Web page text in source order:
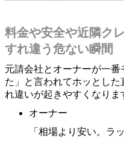
料金や安全や近隣ク
すれ違う危ない瞬間
元請会社とオーナーが一
た」と言われてホッとし
れ違いが起きやすくなりま
オーナー
「相場より安い。ラ